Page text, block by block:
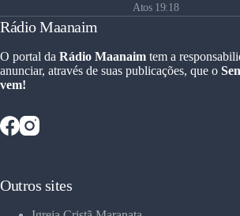
Atos 19:18
Rádio Maanaim
O portal da Rádio Maanaim tem a
anunciar, através de suas publicações, que o
vem!
Outros sites